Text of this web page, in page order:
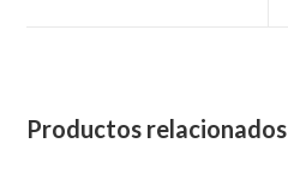
Productos relacionados